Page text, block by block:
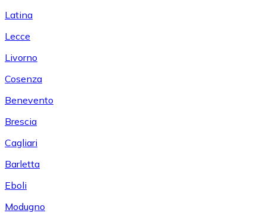
Latina
Lecce
Livorno
Cosenza
Benevento
Brescia
Cagliari
Barletta
Eboli
Modugno